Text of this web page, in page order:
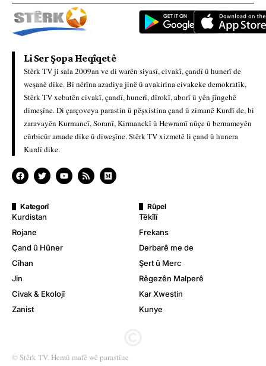
Li Ser Şopa Heqîqetê
Stêrk TV ji sala 2009an ve di warên siyasî, civakî, çandî û hunerî de
weşanê dike. Bi nêrîna azadiya jinê û avakirina civakeke demokratîk,
Stêrk TV xebatên civakî, çandî, hunerî, dîrokî, aborî û yên jîngehê
dimeşîne. Di çarçoveya parastin û pêşxistina çand û zimanê Kurdî de, bi
zaravayên Kurmancî, Soranî, Kirmanckî û Hewramî nûçe û bernameyên
cûrbicûr amade dike û diweşîne. Stêrk TV xizmetê li çand û hunera
Kurdî dike.
Kategorî
Kurdistan
Rojane
Çand û Hûner
Cîhan
Jin
Civak & Ekolojî
Zanist
Rûpel
Têkîlî
Frekans
Derbarê me de
Şert û Merc
Rêgezên Malperê
Kar Xwestin
Kunye
© Stêrk TV. Hemû mafê wê parastîne